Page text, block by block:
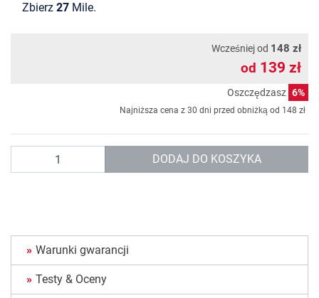
Zbierz 27 Mile.
Wcześniej od 148 zł
od 139 zł
Oszczędzasz 6%
Najniższa cena z 30 dni przed obniżką od 148 zł
DODAJ DO KOSZYKA
Warunki gwarancji
Testy & Oceny